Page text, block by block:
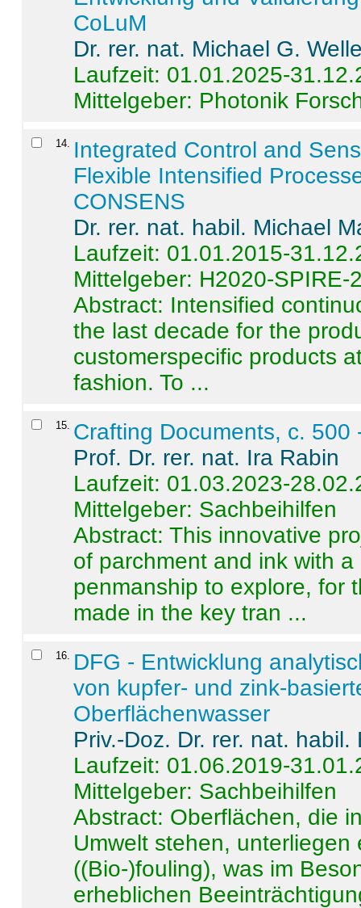
CoLuM
Dr. rer. nat. Michael G.
Laufzeit: 01.01.2025-
Mittelgeber: Photonik
14
Integrated Control and
Flexible Intensified
CONSENS
Dr. rer. nat. habil. Michael
Laufzeit: 01.01.2015-
Mittelgeber: H2020-SPIRE-
Abstract: Intensified
the last decade for the
customerspecific products
fashion. To ...
15 Crafting Documents, c. 500
Prof. Dr. rer. nat. Ira Rabin
Laufzeit: 01.03.2023-
Mittelgeber: Sachbeihilfen
Abstract:This innovative
of parchment and ink with
penmanship to explore, for
made in the key tran ...
16
DFG - Entwicklung
von kupfer- und zink-
Oberflächenwasser
Priv.-Doz. Dr. rer. nat.
Laufzeit: 01.06.2019-
Mittelgeber: Sachbeihilfen
Abstract: Oberflächen, die
Umwelt stehen,
((Bio-)fouling), was im
erheblichen